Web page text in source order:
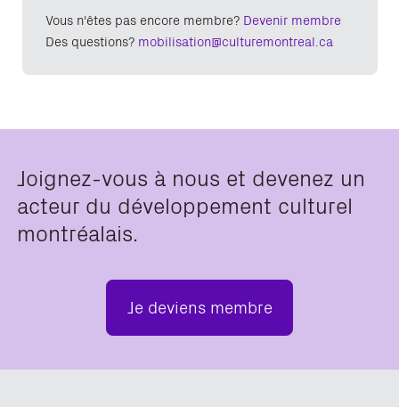
Vous n'êtes pas encore membre? Devenir membre
Des questions? mobilisation@culturemontreal.ca
Joignez-vous à nous et devenez un
acteur du développement culturel
montréalais.
Je deviens membre